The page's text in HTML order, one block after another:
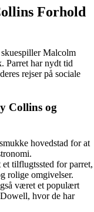
Forhold
Malcolm
Parret har nydt tid
rejser på sociale
Collins og
hovedstad for at
tilflugtssted for parret,
rolige omgivelser.
været et populært
hvor de har